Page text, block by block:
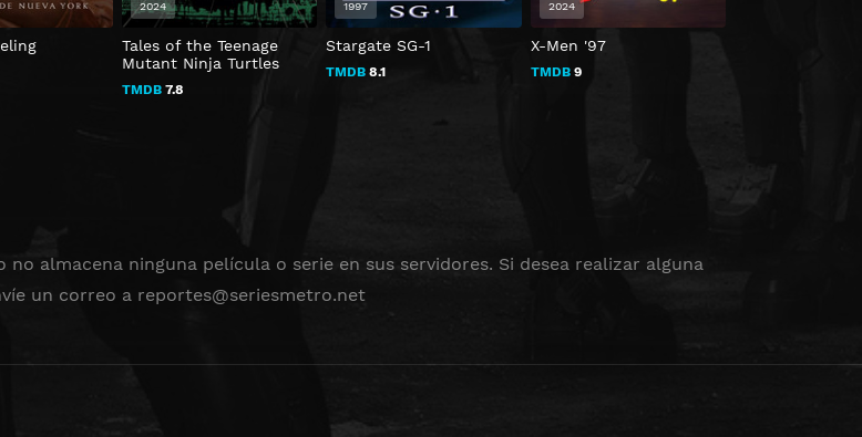
Tales of the Teenage
Mutant Ninja Turtles
TMDB7.8
2024
Stargate SG-1
TMDB 8.1
1997
X-Men '97
TMDB9
2024
almacena ninguna película o serie en sus servidores. Si desea realizar alguna
un correo a reportes@seriesmetro.net